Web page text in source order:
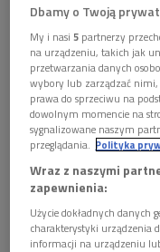
Szachanzarow ma w
jedenaście obrazów.
będzie można
roku, zatytułowanej
roku filmuTrucizna.
tragikomiczną
z wątkami
Perełki
Za jeden z
Dbamy o Twoją
My i nasi5 partnerzy
na urządzeniu, takich jak
przetwarzania danych
wybory lub zarządzać nimi,
prawa do sprzeciwu na
dowolnym momencie na
sygnalizowane naszym
przeglądania. Polityka
Wraz z naszymi
zapewnienia:
Użycie dokładnych danych
charakterystyki urządzenia
informacji na urządzeniu